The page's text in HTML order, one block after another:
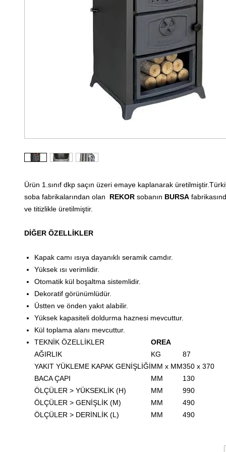
Ürün 1.sınıf dkp saçın üzeri emaye kaplanarak
soba fabrikalarından olan
REKOR sobanın BURSA
ve titizlikle üretilmiştir.
DİĞER ÖZELLİKLER
Kapak camı ısıya dayanıklı seramik camdır.
Yüksek ısı verimlidir.
Otomatik kül boşaltma sistemlidir.
Dekoratif görünümlüdür.
Üstten ve önden yakıt alabilir.
Yüksek kapasiteli doldurma haznesi mevcuttur.
Kül toplama alanı mevcuttur.
TEKNİK ÖZELLİKLER
OREA
AĞIRLIK
KG
87
YAKIT YÜKLEME KAPAK GENİŞLİĞİMM x MM350 x 370
BACA ÇAPI
MM
130
ÖLÇÜLER > YÜKSEKLİK (H)
MM
990
ÖLÇÜLER > GENİŞLİK (M)
MM
490
ÖLÇÜLER > DERİNLİK (L)
MM 490